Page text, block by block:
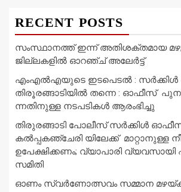
RECENT POSTS
സംസ്ഥാനത്ത് ഇന്ന് അതിശക്തമായ മഴ;
ജില്ലകളിൽ ഓറഞ്ച് അലേര്‍ട്ട്
എംഎൽഎയുടെ ഇടപെടൽ :
തിരൂരങ്ങാടിയിൽ തന്നെ : ഓഫീസ്
ന്നതിനുള്ള നടപടികൾ ആരംഭിച്ചു
തിരുരങ്ങാടി പോലീസ് സർക്കിൾ
കൽപ്പകഞ്ചേരി യിലേക്ക് മാറ്റാനുള്ള
ഉപേക്ഷിക്കണം; വ്യാപാരി
സമിതി
ഓണം സ്വർണോത്സവം സമ്മാന